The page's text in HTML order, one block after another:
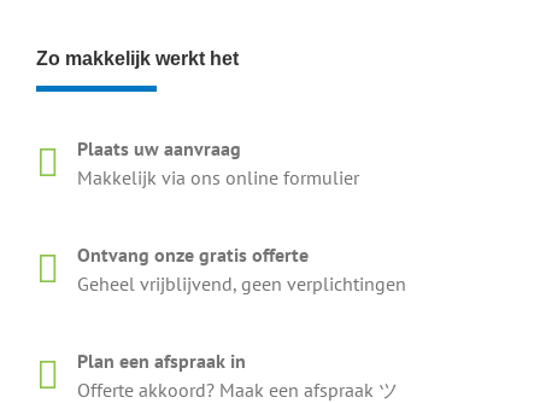
Zo makkelijk werkt het
Plaats uw aanvraag
Makkelijk via ons online formulier
Ontvang onze gratis offerte
Geheel vrijblijvend, geen verplichtingen
Plan een afspraak in
Offerte akkoord? Maak een afspraak ツ